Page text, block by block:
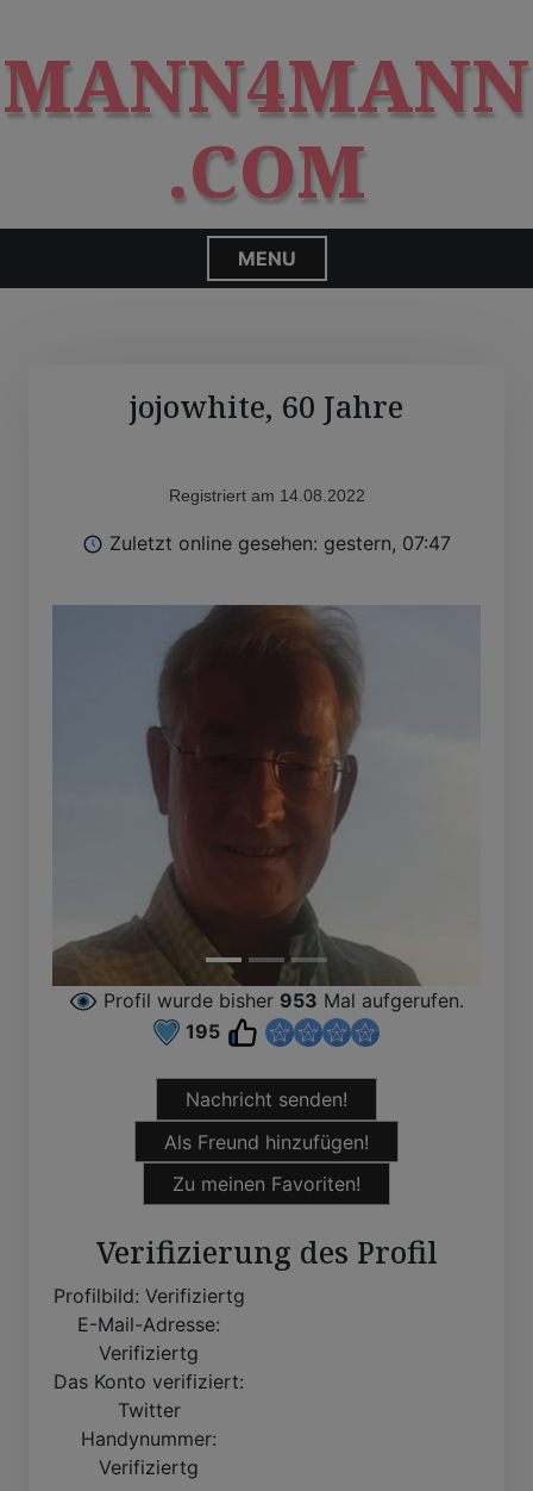
i
p
o
c
n
t
MANN4MANN
.COM
MENU
jojowhite, 60 Jahre
Registriert am 14.08.2022
Zuletzt online gesehen: gestern, 07:47
Profil wurde bisher 953 Mal aufgerufen.
195
Nachricht senden!
Als Freund hinzufügen!
Zu meinen Favoriten!
Verifizierung des Profil
Profilbild: Verifiziertg
E-Mail-Adresse:
Verifiziertg
Das Konto verifiziert:
Twitter
Handynummer:
Verifiziertg